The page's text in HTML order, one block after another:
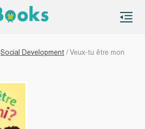
Social Development / Veux-tu être mon